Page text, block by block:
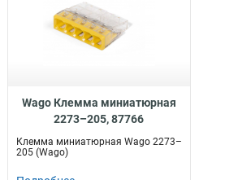
Wago Клемма миниатюрная
2273–205, 87766
Клемма миниатюрная Wago 2273–
205 (Wago)